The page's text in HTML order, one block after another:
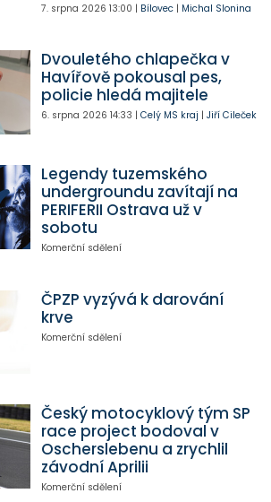
7. srpna 2026 13:00 | Bílovec| Michal Slonina
Dvouletého chlapečka v
Havířově pokousal pes,
policie hledá majitele
6. srpna 2026 14:33 | Celý MS kraj | Jiří Cileček
Legendy tuzemského
undergroundu zavítají na
PERIFERII Ostrava už v
sobotu
Komerční sdělení
ČPZP vyzývá k darování
krve
Komerční sdělení
Český motocyklový tým SP
race project bodoval v
Oscherslebenu a zrychlil
závodní Aprilii
Komerční sdělení